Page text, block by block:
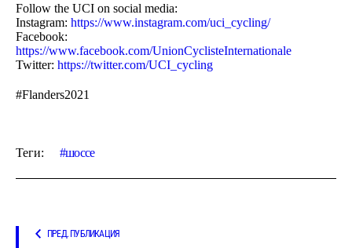
Follow the UCI on social media:
Instagram: https://www.instagram.com/uci_cycling/
Facebook:
https://www.facebook.com/UnionCyclisteInternationale
Twitter: https://twitter.com/UCI_cycling
#Flanders2021
Теги: шоссе
ПРЕД. ПУБЛИКАЦИЯ